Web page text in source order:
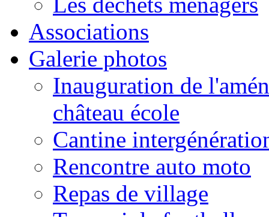
Associations
Galerie photos
Inauguration de
château école
Cantine
Rencontre auto moto
Repas de village